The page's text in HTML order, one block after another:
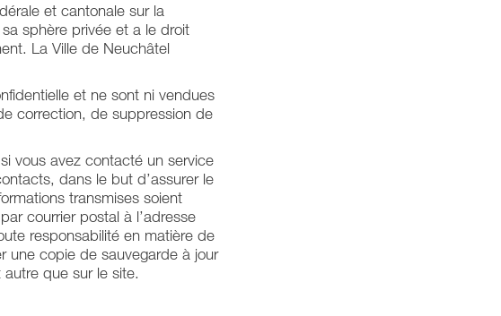
et cantonale sur la
sphère privée et a le droit
La Ville de Neuchâtel
et ne sont ni vendues
correction, de suppression de
vous avez contacté un service
dans le but d’assurer le
transmises soient
courrier postal à l’adresse
responsabilité en matière de
une copie de sauvegarde à jour
que sur le site.